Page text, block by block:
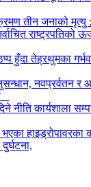
तीन जनाको मृत्यु
राष्ट्रपतिको
हुँदा तेह्रथुमका
नवप्रर्वतन र
नीति कार्यशाला
हाइड्रोपावरका
दुर्घटना,